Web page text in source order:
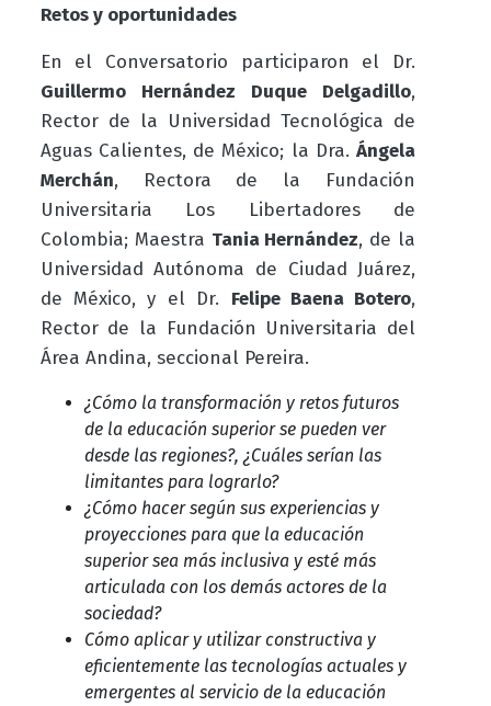
Retos y oportunidades
En el Conversatorio participaron el Dr.
Guillermo Hernández Duque Delgadillo,
Rector de la Universidad Tecnológica de
Aguas Calientes, de México; la Dra.Ángela
Merchán, Rectora de la Fundación
Universitaria Los Libertadores de
Colombia; Maestra Tania Hernández, de la
Universidad Autónoma de Ciudad Juárez,
de México, y el Dr. Felipe Baena Botero,
Rector de la Fundación Universitaria del
Área Andina, seccional Pereira.
¿Cómo la transformación y retos futuros
de la educación superior se pueden ver
desde las regiones?, ¿Cuáles serían las
limitantes para lograrlo?
¿Cómo hacer según sus experiencias y
proyecciones para que la educación
superior sea más inclusiva y esté más
articulada con los demás actores de la
sociedad?
Cómo aplicar y utilizar constructiva y
eficientemente las tecnologías actuales y
emergentes al servicio de la educación